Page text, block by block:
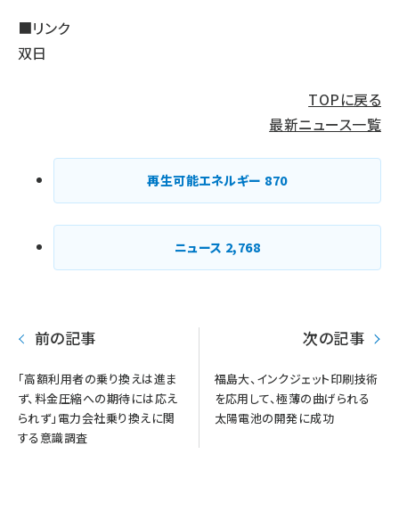
■リンク
双日
TOPに戻る
最新ニュース一覧
再生可能エネルギー 870
ニュース 2,768
前の記事
「高額利用者の乗り換えは進ま
ず、料金圧縮への期待には応え
られず」電力会社乗り換えに関
する意識調査
次の記事
福島大、インクジェット印刷技術
を応用して、極薄の曲げられる
太陽電池の開発に成功